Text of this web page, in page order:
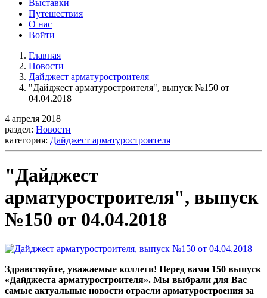
Выставки
Путешествия
О нас
Войти
Главная
Новости
Дайджест арматуростроителя
"Дайджест арматуростроителя", выпуск №150 от
04.04.2018
4 апреля 2018
раздел: Новости
категория: Дайджест арматуростроителя
"Дайджест
арматуростроителя", выпуск
№150 от 04.04.2018
Здравствуйте, уважаемые коллеги! Перед вами 150 выпуск
«Дайджеста арматуростроителя». Мы выбрали для Вас
самые актуальные новости отрасли арматуростроения за